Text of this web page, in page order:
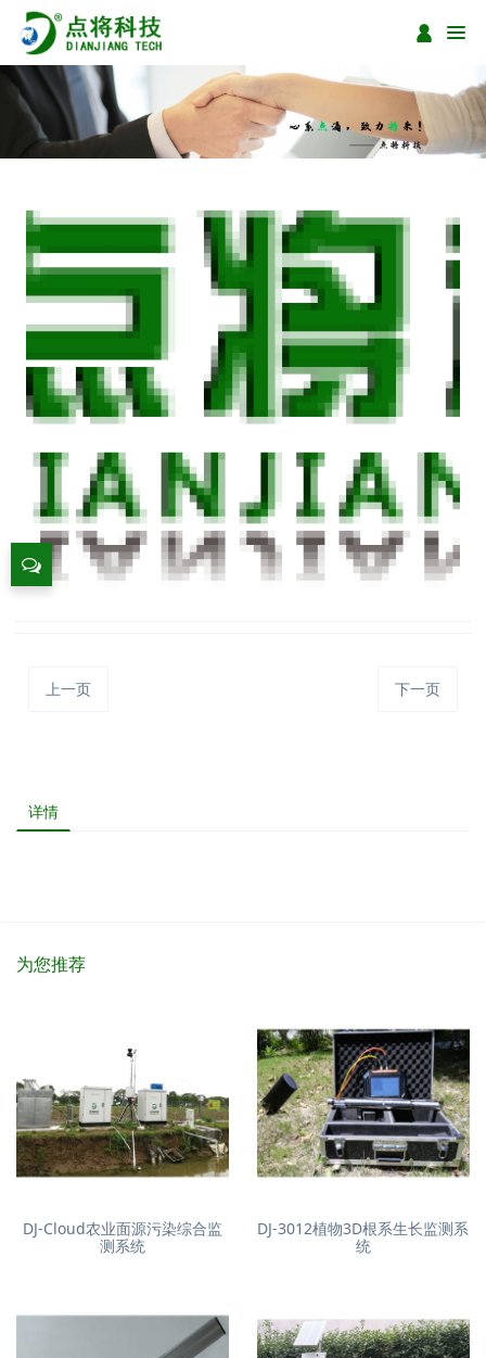
上一页 下一页
详情
为您推荐
DJ-Cloud农业面源污染综合监
测系统
DJ-3012植物3D根系生长监测系
统